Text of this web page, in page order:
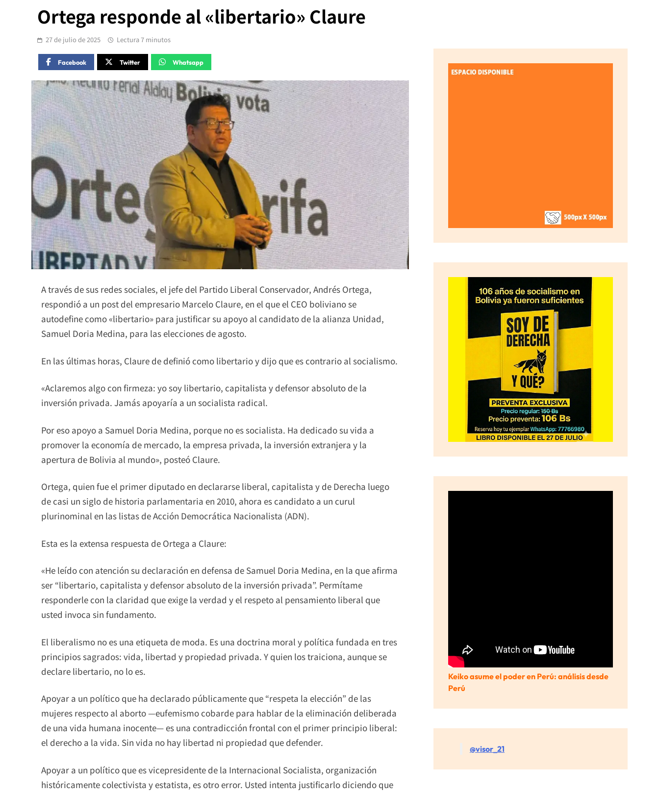
Ortega responde al «libertario» Claure
27 de julio de 2025 Lectura 7 minutos
Facebook Twitter Whatsapp
A través de sus redes sociales, el jefe del Partido Liberal Conservador, Andrés Ortega,
respondió a un post del empresario Marcelo Claure, en el que el CEO boliviano se
autodefine como «libertario» para justificar su apoyo al candidato de la alianza Unidad,
Samuel Doria Medina, para las elecciones de agosto.
En las últimas horas, Claure de definió como libertario y dijo que es contrario al socialismo.
«Aclaremos algo con firmeza: yo soy libertario, capitalista y defensor absoluto de la
inversión privada. Jamás apoyaría a un socialista radical.
Por eso apoyo a Samuel Doria Medina, porque no es socialista. Ha dedicado su vida a
promover la economía de mercado, la empresa privada, la inversión extranjera y la
apertura de Bolivia al mundo», posteó Claure.
Ortega, quien fue el primer diputado en declararse liberal, capitalista y de Derecha luego
de casi un siglo de historia parlamentaria en 2010, ahora es candidato a un curul
plurinominal en las listas de Acción Democrática Nacionalista (ADN).
Esta es la extensa respuesta de Ortega a Claure:
«He leído con atención su declaración en defensa de Samuel Doria Medina, en la que afirma
ser “libertario, capitalista y defensor absoluto de la inversión privada”. Permítame
responderle con la claridad que exige la verdad y el respeto al pensamiento liberal que
usted invoca sin fundamento.
El liberalismo no es una etiqueta de moda. Es una doctrina moral y política fundada en tres
principios sagrados: vida, libertad y propiedad privada. Y quien los traiciona, aunque se
declare libertario, no lo es.
Apoyar a un político que ha declarado públicamente que “respeta la elección” de las
mujeres respecto al aborto —eufemismo cobarde para hablar de la eliminación deliberada
de una vida humana inocente— es una contradicción frontal con el primer principio liberal:
el derecho a la vida. Sin vida no hay libertad ni propiedad que defender.
Apoyar a un político que es vicepresidente de la Internacional Socialista, organización
históricamente colectivista y estatista, es otro error. Usted intenta justificarlo diciendo que
Keiko asume el poder en Perú: análisis desde
Perú
@visor_21